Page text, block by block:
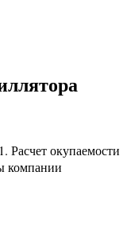
1. Расчет окупаемости
компании